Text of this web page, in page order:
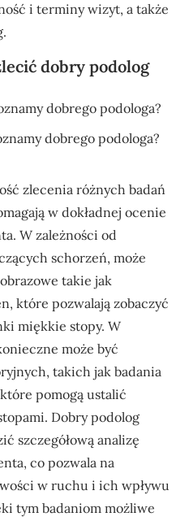
i terminy wizyt, a także
dobry podolog
dobrego podologa?
zlecenia różnych badań
w dokładnej ocenie
W zależności od
schorzeń, może
takie jak
które pozwalają zobaczyć
miękkie stopy. W
może być
takich jak badania
pomogą ustalić
Dobry podolog
szczegółową analizę
co pozwala na
w ruchu i ich wpływu
tym badaniom możliwe